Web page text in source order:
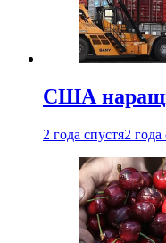
США
2 года спустя2 года